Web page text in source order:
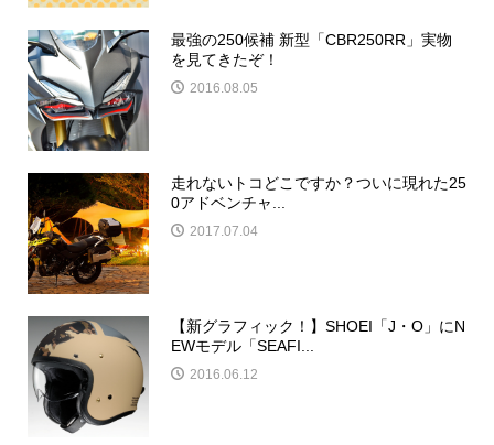
最強の250候補 新型「CBR250RR」実物
を見てきたぞ！
2016.08.05
走れないトコどこですか？ついに現れた25
0アドベンチャ...
2017.07.04
【新グラフィック！】SHOEI「J・O」にN
EWモデル「SEAFI...
2016.06.12